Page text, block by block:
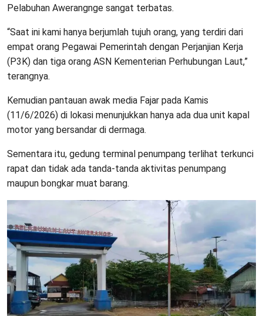
Pelabuhan Awerangnge sangat terbatas.
“Saat ini kami hanya berjumlah tujuh orang, yang terdiri dari
empat orang Pegawai Pemerintah dengan Perjanjian Kerja
(P3K) dan tiga orang ASN Kementerian Perhubungan Laut,”
terangnya.
Kemudian pantauan awak media Fajar pada Kamis
(11/6/2026) di lokasi menunjukkan hanya ada dua unit kapal
motor yang bersandar di dermaga.
Sementara itu, gedung terminal penumpang terlihat terkunci
rapat dan tidak ada tanda-tanda aktivitas penumpang
maupun bongkar muat barang.